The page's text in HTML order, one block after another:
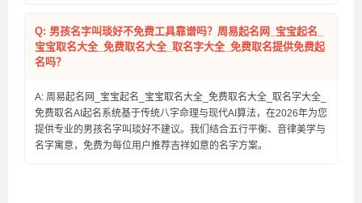
Q: 男孩名字叫琰好不免费工具靠谱吗？周易起名网_宝宝起名_
宝宝取名大全_免费取名大全_取名字大全_免费取名提供免费起
名吗？
A: 周易起名网_宝宝起名_宝宝取名大全_免费取名大全_取名字大全_
免费取名AI起名系统基于传统八字命理与现代AI算法，在2026年为您
提供专业的男孩名字叫琰好不建议。我们结合五行平衡、音律美学与
名字寓意，免费为每位用户推荐吉祥如意的名字方案。